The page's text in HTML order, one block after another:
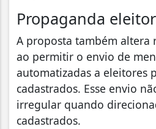
Propaganda
A proposta também altera
ao permitir o envio de
automatizadas a eleitores
cadastrados. Esse envio
irregular quando
cadastrados.